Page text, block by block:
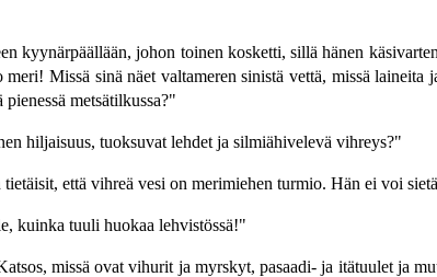
kyynärpäällään, johon toinen kosketti, sillä hänen
Missä sinä näet valtameren sinistä vettä, missä laineita
metsätilkussa?"
hiljaisuus, tuoksuvat lehdet ja silmiähivelevä vihreys?"
että vihreä vesi on merimiehen turmio. Hän ei voi
kuinka tuuli huokaa lehvistössä!"
missä ovat vihurit ja myrskyt, pasaadi- ja itätuulet ja